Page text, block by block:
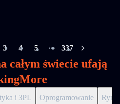
3 4 5
More pages
337
całym świecie ufają
i 3PL Oprogramowanie